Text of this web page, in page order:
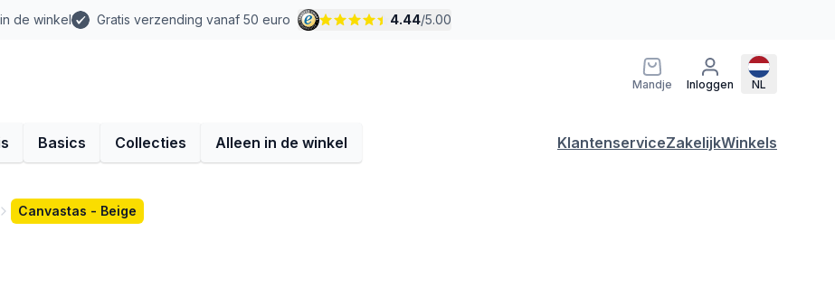
de winkel Gratis verzending vanaf 50 euro 4.44/5.00
Mandje Inloggen NL
Basics Collecties Alleen in de winkel KlantenserviceZakelijkWinkels
Canvastas - Beige